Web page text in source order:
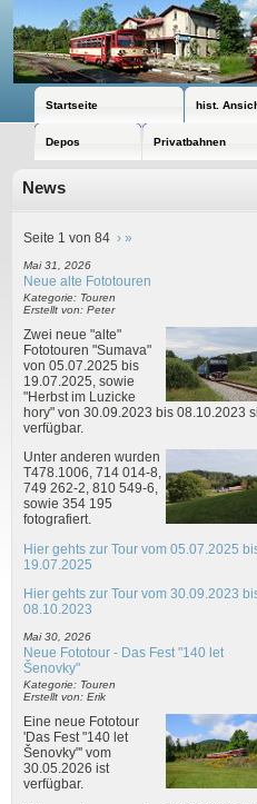
Startseite hist.
Depos Privatbahnen
News
Seite 1 von 84 › »
Mai 31, 2026
Neue alte Fototouren
Kategorie: Touren
Erstellt von: Peter
Zwei neue "alte"
Fototouren "Sumava"
von 05.07.2025 bis
19.07.2025, sowie
"Herbst im Luzicke
hory" von 30.09.2023 bis 08.10.2023
verfügbar.
Unter anderen wurden
T478.1006, 714 014-8,
749 262-2, 810 549-6,
sowie 354 195
fotografiert.
Hier gehts zur Tour vom 05.07.2025
19.07.2025
Hier gehts zur Tour vom 30.09.2023
08.10.2023
Mai 30, 2026
Neue Fototour - Das Fest "140 let
Šenovky"
Kategorie: Touren
Erstellt von: Erik
Eine neue Fototour
'Das Fest "140 let
Šenovky"' vom
30.05.2026 ist
verfügbar.